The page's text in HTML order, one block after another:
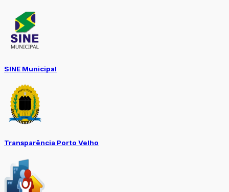
SINE Municipal
Transparência Porto Velho